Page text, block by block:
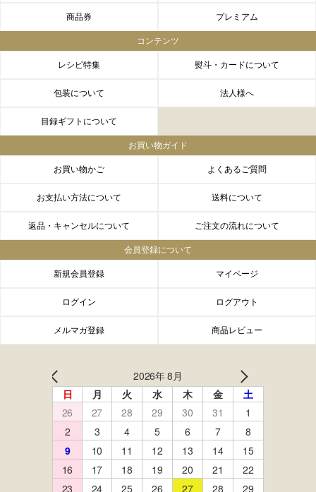
商品券 プレミアム
コンテンツ
レシピ特集 熨斗・カードについて
包装について 法人様へ
目録ギフトについて
お買い物ガイド
お買い物かご よくあるご質問
お支払い方法について 送料について
返品・キャンセルについて ご注文の流れについて
会員登録について
新規会員登録 マイページ
ログイン ログアウト
メルマガ登録 商品レビュー